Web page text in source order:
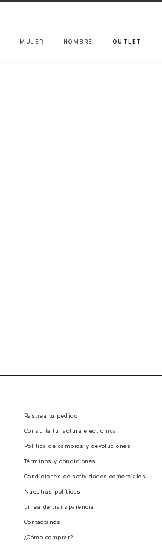
MUJER HOMBRE OUTLET
Rastrea tu pedido
Consulta tu factura electrónica
Política de cambios y devoluciones
Términos y condiciones
Condiciones de actividades comerciales
Nuestras políticas
Línea de transparencia
Contáctanos
¿Cómo comprar?